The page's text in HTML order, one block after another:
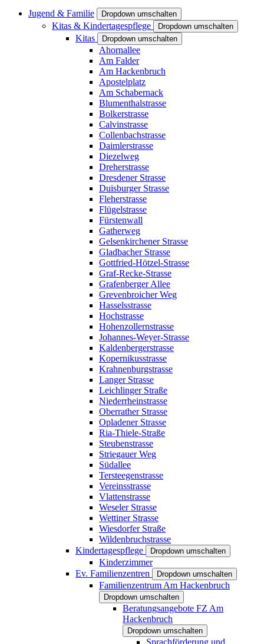
Jugend & Familie Dropdown umschalten
Kitas & Kindertagespflege Dropdown umschalten
Kitas Dropdown umschalten
Ahornallee
Am Falder
Am Hackenbruch
Apostelplatz
Am Schabernack
Blumenthalstrasse
Bolkerstrasse
Calvinstrasse
Collenbachstrasse
Daimlerstrasse
Diezelweg
Dreherstrasse
Dresdener Strasse
Duisburger Strasse
Fleherstrasse
Flügelstrasse
Fürstenwall
Gatherweg
Gelsenkirchener Strasse
Gladbacher Strasse
Gottfried-Hötzel-Strasse
Graf-Recke-Strasse
Grafenberger Allee
Grevenbroicher Weg
Hasselsstrasse
Hochstrasse
Hohenzollernstrasse
Johannes-Weyer-Strasse
Kaldenbergerstrasse
Kopernikusstrasse
Krahnenburgstrasse
Langer Strasse
Leichlinger Straße
Niederrheinstrasse
Oberrather Strasse
Opladener Strasse
Ria-Thiele-Straße
Steubenstrasse
Striegauer Weg
Südallee
Tersteegenstrasse
Vereinsstrasse
Vlattenstrasse
Weseler Strasse
Wettiner Strasse
Wiesdorfer Straße
Wildenbruchstrasse
Kindertagespflege
Dropdown umschalten
Kinderzimmer
Ev. Familienzentren
Dropdown umschalten
Familienzentrum Am Hackenbruch
Dropdown umschalten
Beratungsangebote FZ Am
Hackenbruch
Dropdown umschalten
Sprachförderung und